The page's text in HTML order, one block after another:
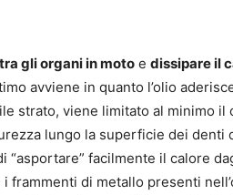
gli organi in moto e dissipare il
avviene in quanto l’olio
strato, viene limitato al minimo il
lungo la superficie dei denti
“asportare” facilmente il calore
frammenti di metallo presenti